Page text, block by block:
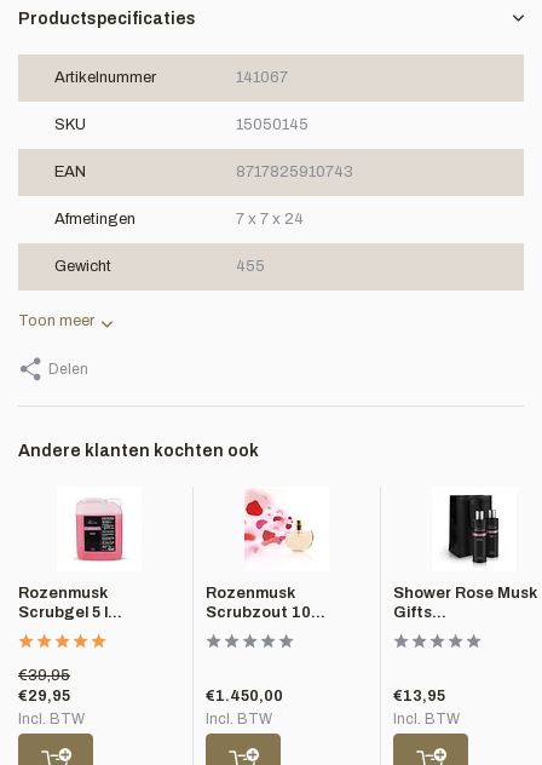
Productspecificaties
Artikelnummer 141067
SKU 15050145
EAN 8717825910743
Afmetingen 7 x 7 x 24
Gewicht 455
Toon meer
Delen
Andere klanten kochten ook
Rozenmusk
Scrubgel 5 l...
€39,95
€29,95
Incl. BTW
Rozenmusk
Scrubzout 10...
€1.450,00
Incl. BTW
Shower Rose Musk
Gifts...
€13,95
Incl. BTW